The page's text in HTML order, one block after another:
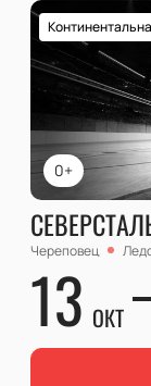
0+
Череповец
13 ОКТ